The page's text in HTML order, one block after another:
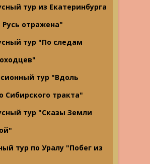
тур из Екатеринбурга
Русь отражена"
тур "По следам
тур "Вдоль
Сибирского тракта"
тур "Сказы Земли
тур по Уралу "Побег из